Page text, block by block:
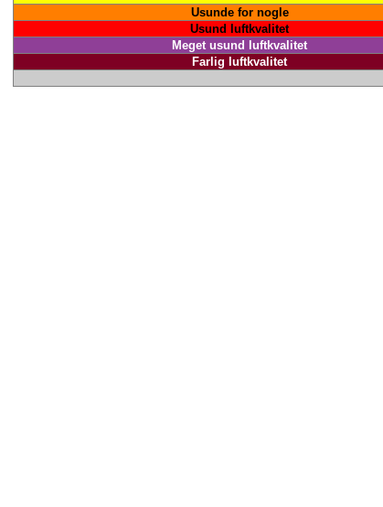
Usunde for nogle
Usund luftkvalitet
Meget usund luftkvalitet
Farlig luftkvalitet